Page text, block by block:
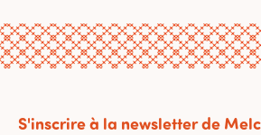
S'inscrire à la newsletter de